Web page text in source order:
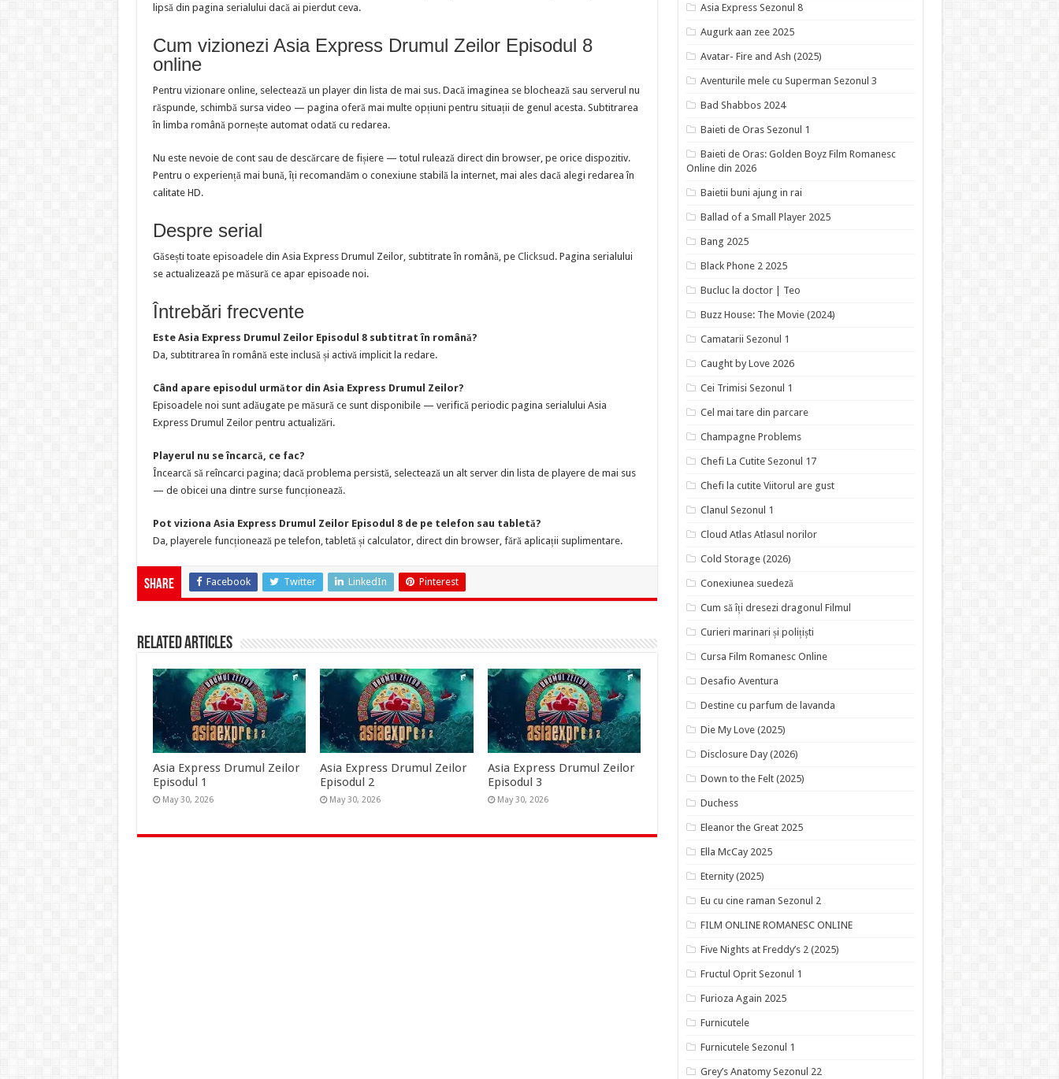
lipsă din pagina serialului dacă ai pierdut ceva.
Cum vizionezi Asia Express Drumul Zeilor Episodul 8
online
Pentru vizionare online, selectează un player din lista de mai sus. Dacă imaginea se blochează sau serverul nu
răspunde, schimbă sursa video — pagina oferă mai multe opțiuni pentru situații de genul acesta. Subtitrarea
în limba română pornește automat odată cu redarea.
Nu este nevoie de cont sau de descărcare de fișiere — totul rulează direct din browser, pe orice dispozitiv.
Pentru o experiență mai bună, îți recomandăm o conexiune stabilă la internet, mai ales dacă alegi redarea în
calitate HD.
Despre serial
Găsești toate episoadele din Asia Express Drumul Zeilor, subtitrate în română, pe Clicksud . Pagina serialului
se actualizează pe măsură ce apar episoade noi.
Întrebări frecvente
Este Asia Express Drumul Zeilor Episodul 8 subtitrat în română?
Da, subtitrarea în română este inclusă și activă implicit la redare.
Când apare episodul următor din Asia Express Drumul Zeilor?
Episoadele noi sunt adăugate pe măsură ce sunt disponibile — verifică periodic pagina serialului Asia
Express Drumul Zeilor pentru actualizări.
Playerul nu se încarcă, ce fac?
Încearcă să reîncarci pagina; dacă problema persistă, selectează un alt server din lista de playere de mai sus
— de obicei una dintre surse funcționează.
Pot viziona Asia Express Drumul Zeilor Episodul 8 de pe telefon sau tabletă?
Da, playerele funcționează pe telefon, tabletă și calculator, direct din browser, fără aplicații suplimentare.
Share Facebook Twitter LinkedIn Pinterest
Related Articles
Asia Express Drumul Zeilor
Episodul 1
May 30, 2026
Asia Express Drumul Zeilor
Episodul 2
May 30, 2026
Asia Express Drumul Zeilor
Episodul 3
May 30, 2026
Asia Express Sezonul 8
Augurk aan zee 2025
Avatar- Fire and Ash (2025)
Aventurile mele cu Superman Sezonul 3
Bad Shabbos 2024
Baieti de Oras Sezonul 1
Baieti de Oras: Golden Boyz Film Romanesc
Online din 2026
Baietii buni ajung in rai
Ballad of a Small Player 2025
Bang 2025
Black Phone 2 2025
Bucluc la doctor | Teo
Buzz House: The Movie (2024)
Camatarii Sezonul 1
Caught by Love 2026
Cei Trimisi Sezonul 1
Cel mai tare din parcare
Champagne Problems
Chefi La Cutite Sezonul 17
Chefi la cutite Viitorul are gust
Clanul Sezonul 1
Cloud Atlas Atlasul norilor
Cold Storage (2026)
Conexiunea suedeză
Cum să îți dresezi dragonul Filmul
Curieri marinari și polițiști
Cursa Film Romanesc Online
Desafio Aventura
Destine cu parfum de lavanda
Die My Love (2025)
Disclosure Day (2026)
Down to the Felt (2025)
Duchess
Eleanor the Great 2025
Ella McCay 2025
Eternity (2025)
Eu cu cine raman Sezonul 2
FILM ONLINE ROMANESC ONLINE
Five Nights at Freddy’s 2 (2025)
Fructul Oprit Sezonul 1
Furioza Again 2025
Furnicutele
Furnicutele Sezonul 1
Grey’s Anatomy Sezonul 22